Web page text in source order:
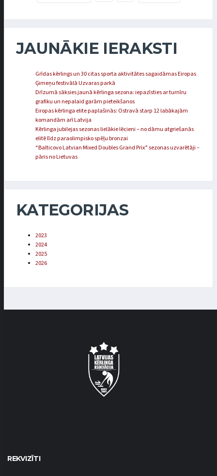
JAUNĀKIE IERAKSTI
Grīdas kērlings un 30 citas sporta aktivitātes sagaidāmas Eiropas
Ģimeņu festivālā Uzvaras parkā
Drīzumā sāksies jaunā kērlinga sezona: iepazīsties ar turnīru
grafiku un nepalaid garām pieteikšanos
Eiropas kērlinga elite paplašinās: Ostravā starp 12 labākajām
komandām arī Latvija
Kērlinga jubilejas sezonas lielākie lēcieni – no dāmu atgriešanās
elitē līdz paraolimpisko spēļu bronzai
“Balticovo Latvian Mixed Doubles Grand Prix” sezonas uzvarētāji –
pāris no Lietuvas
KATEGORIJAS
2023
2024
2025
2026
REKVIZĪTI